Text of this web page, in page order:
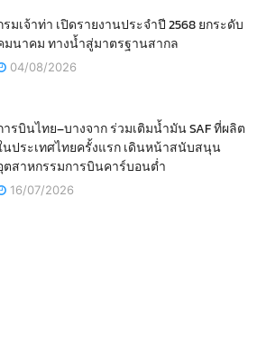
รมเจ้าท่า เปิดรายงานประจำปี 2568 ยกระดับ
มนาคม ทางน้ำสู่มาตรฐานสากล
04/08/2026
ารบินไทย–บางจาก ร่วมเติมน้ำมัน SAF ที่ผลิต
นประเทศไทยครั้งแรก เดินหน้าสนับสนุน
ตสาหกรรมการบินคาร์บอนต่ำ
16/07/2026